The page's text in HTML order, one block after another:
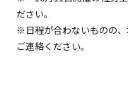
ださい。
※日程が合わないものの
ご連絡ください。